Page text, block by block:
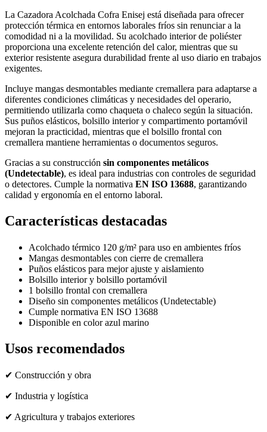
La Cazadora Acolchada Cofra Enisej está diseñada para ofrecer
protección térmica en entornos laborales fríos sin renunciar a la
comodidad ni a la movilidad. Su acolchado interior de poliéster
proporciona una excelente retención del calor, mientras que su
exterior resistente asegura durabilidad frente al uso diario en trabajos
exigentes.
Incluye mangas desmontables mediante cremallera para adaptarse a
diferentes condiciones climáticas y necesidades del operario,
permitiendo utilizarla como chaqueta o chaleco según la situación.
Sus puños elásticos, bolsillo interior y compartimento portamóvil
mejoran la practicidad, mientras que el bolsillo frontal con
cremallera mantiene herramientas o documentos seguros.
Gracias a su construcción sin componentes metálicos
(Undetectable), es ideal para industrias con controles de seguridad
o detectores. Cumple la normativa EN ISO 13688, garantizando
calidad y ergonomía en el entorno laboral.
Características destacadas
Acolchado térmico 120 g/m² para uso en ambientes fríos
Mangas desmontables con cierre de cremallera
Puños elásticos para mejor ajuste y aislamiento
Bolsillo interior y bolsillo portamóvil
1 bolsillo frontal con cremallera
Diseño sin componentes metálicos (Undetectable)
Cumple normativa EN ISO 13688
Disponible en color azul marino
Usos recomendados
✔ Construcción y obra
✔ Industria y logística
✔ Agricultura y trabajos exteriores